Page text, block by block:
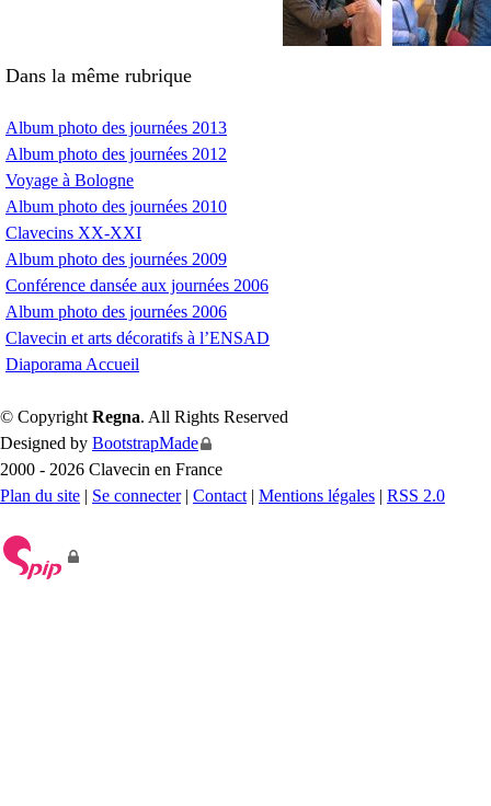
Dans la même rubrique
Album photo des journées 2013
Album photo des journées 2012
Voyage à Bologne
Album photo des journées 2010
Clavecins XX-XXI
Album photo des journées 2009
Conférence dansée aux journées 2006
Album photo des journées 2006
Clavecin et arts décoratifs à l’ENSAD
Diaporama Accueil
© Copyright Regna. All Rights Reserved
Designed by BootstrapMade
2000 - 2026 Clavecin en France
Plan du site | Se connecter| Contact | Mentions légales | RSS 2.0